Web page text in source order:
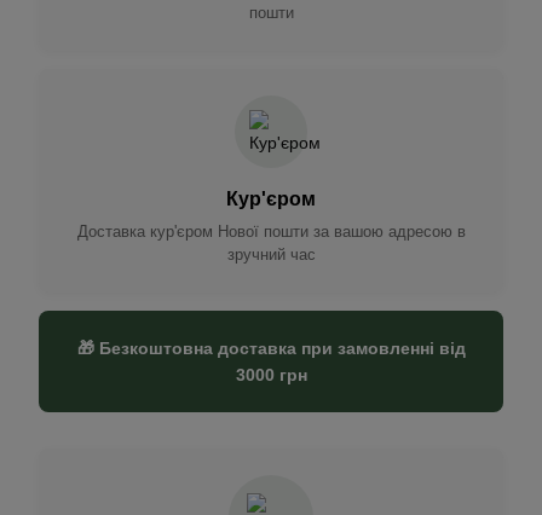
пошти
Кур'єром
Доставка кур'єром Нової пошти за вашою адресою в
зручний час
🎁 Безкоштовна доставка при замовленні від
3000 грн